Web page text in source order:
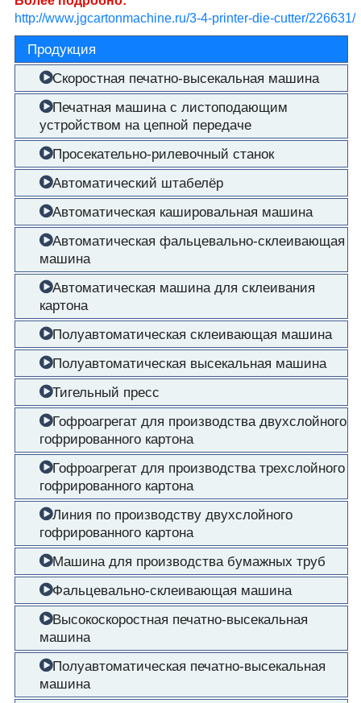
http://www.jgcartonmachine.ru/3-4-printer-die-cutter/226631/
Продукция
Скоростная печатно-высекальная машина
Печатная машина с листоподающим
устройством на цепной передаче
Просекательно-рилевочный станок
Автоматический штабелёр
Автоматическая кашировальная машина
Автоматическая фальцевально-склеивающая
машина
Автоматическая машина для склеивания
картона
Полуавтоматическая склеивающая машина
Полуавтоматическая высекальная машина
Тигельный пресс
Гофроагрегат для производства двухслойного
гофрированного картона
Гофроагрегат для производства трехслойного
гофрированного картона
Линия по производству двухслойного
гофрированного картона
Машина для производства бумажных труб
Фальцевально-склеивающая машина
Высокоскоростная печатно-высекальная
машина
Полуавтоматическая печатно-высекальная
машина